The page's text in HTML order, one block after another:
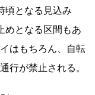
頃となる見込み
めとなる区間もあ
はもちろん、自転
行が禁止される。